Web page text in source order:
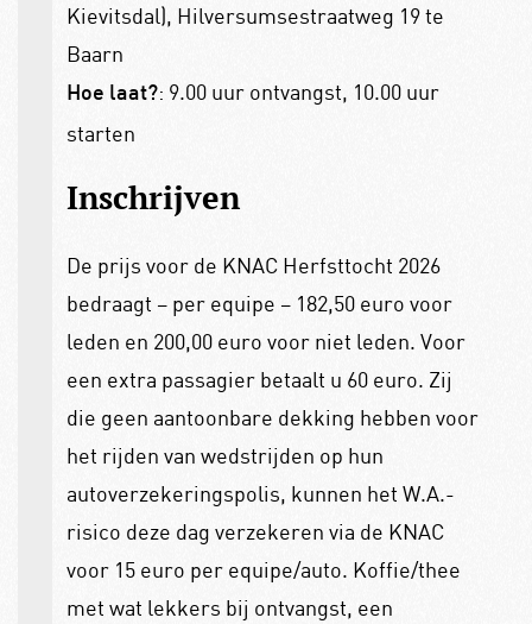
Kievitsdal), Hilversumsestraatweg 19 te
Baarn
Hoe laat?: 9.00 uur ontvangst, 10.00 uur
starten
Inschrijven
De prijs voor de KNAC Herfsttocht 2026
bedraagt – per equipe – 182,50 euro voor
leden en 200,00 euro voor niet leden. Voor
een extra passagier betaalt u 60 euro. Zij
die geen aantoonbare dekking hebben voor
het rijden van wedstrijden op hun
autoverzekeringspolis, kunnen het W.A.-
risico deze dag verzekeren via de KNAC
voor 15 euro per equipe/auto. Koffie/thee
met wat lekkers bij ontvangst, een